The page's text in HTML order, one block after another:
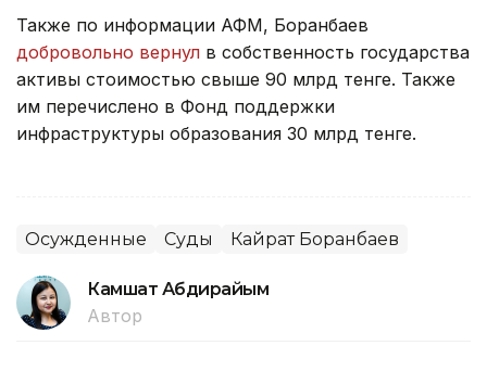
Также по информации АФМ, Боранбаев
добровольно вернул в собственность государства
активы стоимостью свыше 90 млрд тенге. Также
им перечислено в Фонд поддержки
инфраструктуры образования 30 млрд тенге.
Осужденные Суды Кайрат Боранбаев
Камшат Абдирайым
Автор